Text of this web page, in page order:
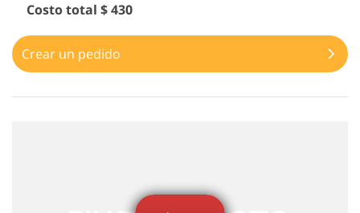
Costo total $ 430
Crear un pedido